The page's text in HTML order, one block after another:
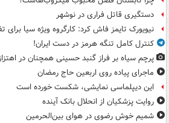
دستگیری قاتل فراری در نوشهر
نیویورک تایمز فاش کرد: کارگروه ویژه سیا برای
کنترل کامل تنگه هرمز در دست ایران!
پرچم سیاه بر فراز گنبد حسینی همچنان در
ماجرای پیاده روی اربعین حاج رمضان
این دیپلماسی نمایشی، شکست خورده است
روایت پزشکیان از انحلال بانک آینده
شمیم خوش رضوی در هوای بین‌الحرمین